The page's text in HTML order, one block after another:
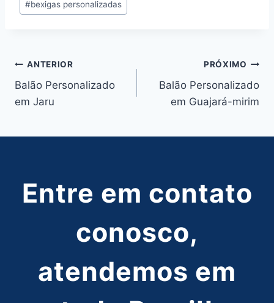
Post:
#bexigas personalizadas
Navegação
de
ANTERIOR
Balão Personalizado
em Jaru
PRÓXIMO
Balão Personalizado
em Guajará-mirim
Entre em contato
conosco,
atendemos em